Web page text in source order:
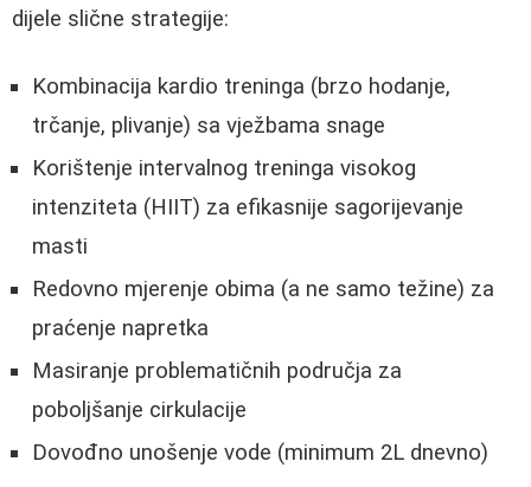
dijele slične strategije:
Kombinacija kardio treninga (brzo hodanje,
trčanje, plivanje) sa vježbama snage
Korištenje intervalnog treninga visokog
intenziteta (HIIT) za efikasnije sagorijevanje
masti
Redovno mjerenje obima (a ne samo težine) za
praćenje napretka
Masiranje problematičnih područja za
poboljšanje cirkulacije
Dovođno unošenje vode (minimum 2L dnevno)